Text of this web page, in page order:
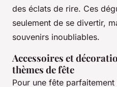
des éclats de rire. Ces
seulement de se divertir,
souvenirs inoubliables.
Accessoires et
thèmes de fête
Pour une fête